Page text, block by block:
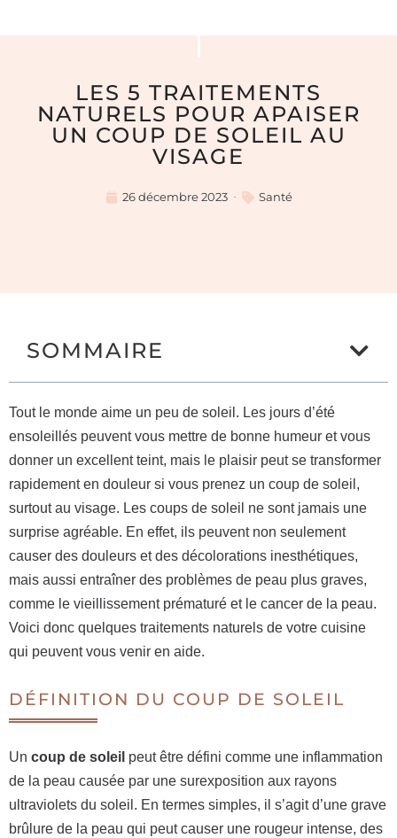
LES 5 TRAITEMENTS
NATURELS POUR APAISER
UN COUP DE SOLEIL AU
VISAGE
26 décembre 2023 Santé
SOMMAIRE
Tout le monde aime un peu de soleil. Les jours d’été
ensoleillés peuvent vous mettre de bonne humeur et vous
donner un excellent teint, mais le plaisir peut se transformer
rapidement en douleur si vous prenez un coup de soleil,
surtout au visage. Les coups de soleil ne sont jamais une
surprise agréable. En effet, ils peuvent non seulement
causer des douleurs et des décolorations inesthétiques,
mais aussi entraîner des problèmes de peau plus graves,
comme le vieillissement prématuré et le cancer de la peau.
Voici donc quelques traitements naturels de votre cuisine
qui peuvent vous venir en aide.
DÉFINITION DU COUP DE SOLEIL
Un coup de soleil peut être défini comme une inflammation
de la peau causée par une surexposition aux rayons
ultraviolets du soleil. En termes simples, il s’agit d’une grave
brûlure de la peau qui peut causer une rougeur intense, des